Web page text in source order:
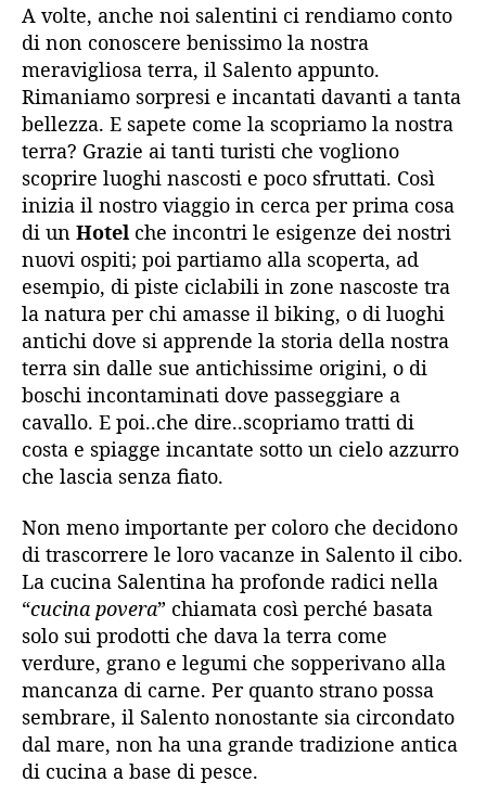
A volte, anche noi salentini ci rendiamo conto
di non conoscere benissimo la nostra
meravigliosa terra, il Salento appunto.
Rimaniamo sorpresi e incantati davanti a tanta
bellezza. E sapete come la scopriamo la nostra
terra? Grazie ai tanti turisti che vogliono
scoprire luoghi nascosti e poco sfruttati. Così
inizia il nostro viaggio in cerca per prima cosa
di un Hotel che incontri le esigenze dei nostri
nuovi ospiti; poi partiamo alla scoperta, ad
esempio, di piste ciclabili in zone nascoste tra
la natura per chi amasse il biking, o di luoghi
antichi dove si apprende la storia della nostra
terra sin dalle sue antichissime origini, o di
boschi incontaminati dove passeggiare a
cavallo. E poi..che dire..scopriamo tratti di
costa e spiagge incantate sotto un cielo azzurro
che lascia senza fiato.
Non meno importante per coloro che decidono
di trascorrere le loro vacanze in Salento il cibo.
La cucina Salentina ha profonde radici nella
“cucina povera” chiamata così perché basata
solo sui prodotti che dava la terra come
verdure, grano e legumi che sopperivano alla
mancanza di carne. Per quanto strano possa
sembrare, il Salento nonostante sia circondato
dal mare, non ha una grande tradizione antica
di cucina a base di pesce.